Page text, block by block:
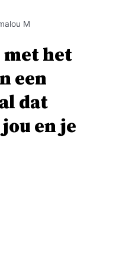
het
een
dat
en je